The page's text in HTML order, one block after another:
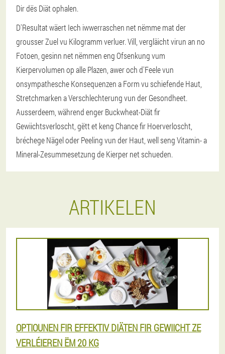
Dir dës Diät ophalen.
D'Resultat wäert Iech iwwerraschen net nëmme mat der
grousser Zuel vu Kilogramm verluer. Vill, vergläicht virun an no
Fotoen, gesinn net nëmmen eng Ofsenkung vum
Kierpervolumen op alle Plazen, awer och d'Feele vun
onsympathesche Konsequenzen a Form vu schiefende Haut,
Stretchmarken a Verschlechterung vun der Gesondheet.
Ausserdeem, während enger Buckwheat-Diät fir
Gewiichtsverloscht, gëtt et keng Chance fir Hoerverloscht,
bréchege Nägel oder Peeling vun der Haut, well seng Vitamin- a
Mineral-Zesummesetzung de Kierper net schueden.
ARTIKELEN
OPTIOUNEN FIR EFFEKTIV DIÄTEN FIR GEWIICHT ZE
VERLÉIEREN ËM 20 KG